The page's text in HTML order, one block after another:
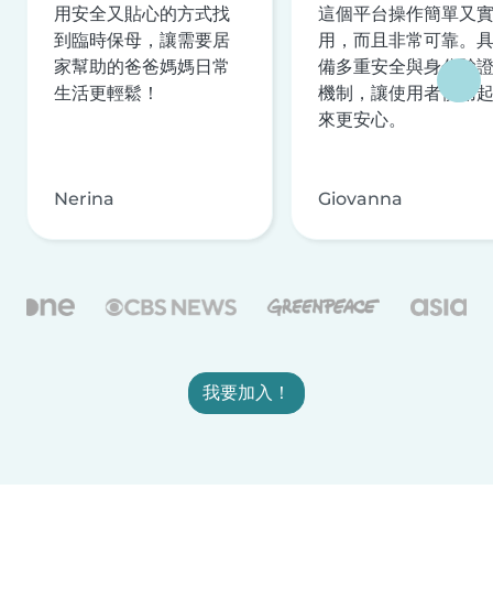
用安全又貼心的方式找
到臨時保母，讓需要居
家幫助的爸爸媽媽日常
生活更輕鬆！
Nerina
這個平台操作簡單又實
用，而且非常可靠。具
備多重安全與身分驗證
機制，讓使用者使用起
來更安心。
Giovanna
我要加入！